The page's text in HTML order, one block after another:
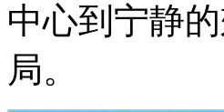
中心到宁静
局。